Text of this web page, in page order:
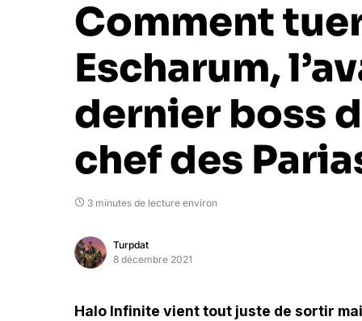
Comment
Escharum,
dernier boss
chef des
3 minutes de lecture environ
Turpdat
8 décembre 2021
Halo Infinite vient tout juste de sortir